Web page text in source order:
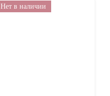
Нет в наличии